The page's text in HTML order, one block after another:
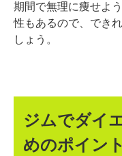
期間で無理に痩せよ
性もあるので、でき
しょう。
ジムでダイ
めのポイント